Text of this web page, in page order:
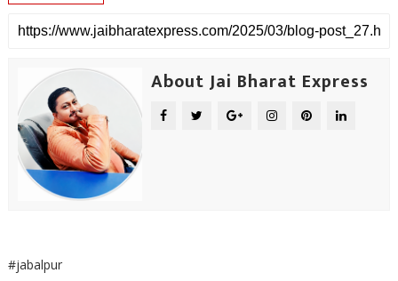
About Jai Bharat Express
#jabalpur